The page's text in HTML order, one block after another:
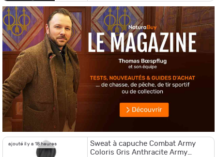
ajouté il y a 18 heures
Sweat à capuche Combat Army
Coloris Gris Anthracite Army